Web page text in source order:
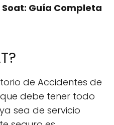
Guía Completa
de Accidentes de
debe tener todo
sea de servicio